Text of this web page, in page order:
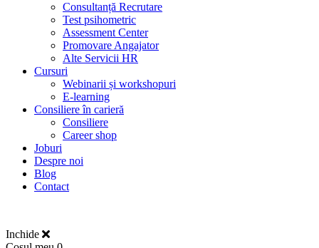
Consultanță Recrutare
Test psihometric
Assessment Center
Promovare Angajator
Alte Servicii HR
Cursuri
Webinarii și workshopuri
E-learning
Consiliere în carieră
Consiliere
Career shop
Joburi
Despre noi
Blog
Contact
Inchide